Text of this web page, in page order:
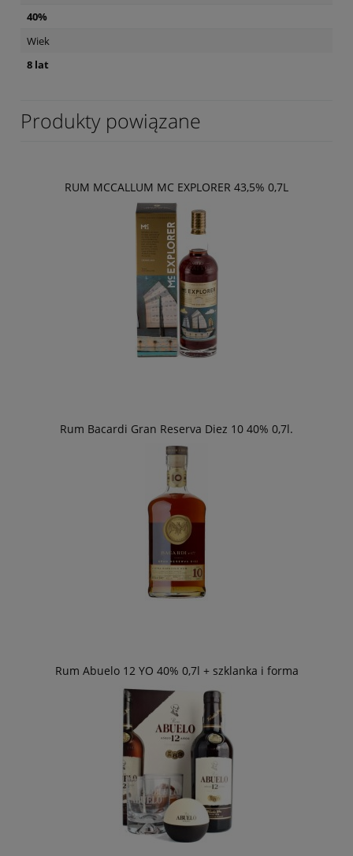
40%
Wiek
8 lat
Produkty powiązane
RUM MCCALLUM MC EXPLORER 43,5% 0,7L
Rum Bacardi Gran Reserva Diez 10 40% 0,7l.
Rum Abuelo 12 YO 40% 0,7l + szklanka i forma